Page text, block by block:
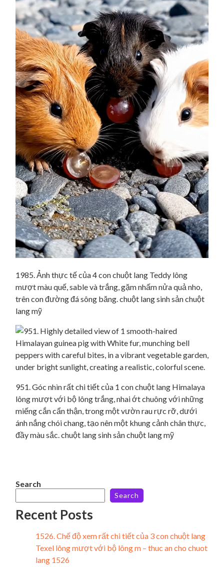
1985. Ảnh thực tế của 4 con chuột lang Teddy lông
mượt màu quế, sable và trắng, gặm nhấm nửa quả nho,
trên con đường đá sông băng. chuột lang sinh sản chuột
lang mỹ
951. Góc nhìn rất chi tiết của 1 con chuột lang Himalaya
lông mượt với bộ lông trắng, nhai ớt chuông với những
miếng cắn cẩn thận, trong một vườn rau rực rỡ, dưới
ánh nắng chói chang, tạo nên một khung cảnh chân thực,
đầy màu sắc. chuột lang sinh sản chuột lang mỹ
Search
Search
Recent Posts
1526. Chế độ xem rất chi tiết của 3 con chuột lang
Texel lông mượt với bộ lông m – thuc an cho chuot
lang 1526